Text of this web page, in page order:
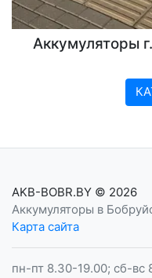
Аккумуляторы
AKB-BOBR.BY © 2026
Аккумуляторы в
Карта сайта
пн-пт 8.30-19.00; сб-вс